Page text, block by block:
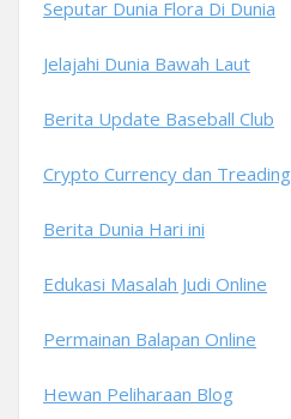
Seputar Dunia Flora Di Dunia
Jelajahi Dunia Bawah Laut
Berita Update Baseball Club
Crypto Currency dan Treading
Berita Dunia Hari ini
Edukasi Masalah Judi Online
Permainan Balapan Online
Hewan Peliharaan Blog